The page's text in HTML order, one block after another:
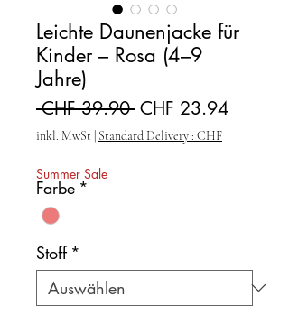
Leichte Daunenjacke für
Kinder – Rosa (4–9
Jahre)
CHF 39.90 Standardpreis
CHF 23.94Sale-Preis
inkl. MwSt Standard Delivery : CHF
Summer Sale
Farbe *
Stoff *